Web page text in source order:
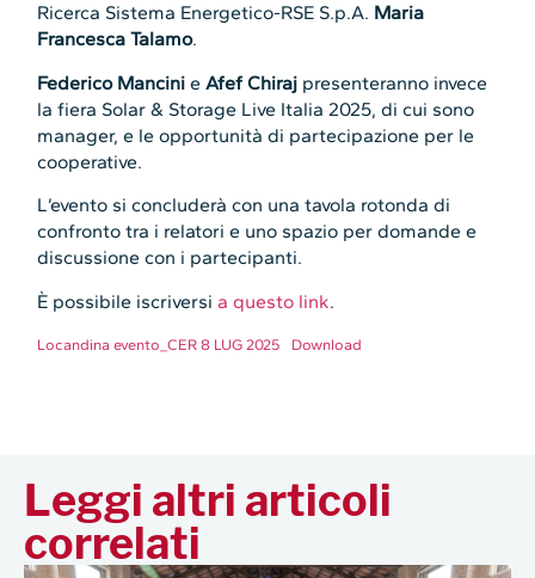
Ricerca Sistema Energetico-RSE S.p.A. Maria
Francesca Talamo.
Federico Mancini eAfef Chiraj presenteranno invece
la fiera Solar & Storage Live Italia 2025, di cui sono
manager, e le opportunità di partecipazione per le
cooperative.
L’evento si concluderà con una tavola rotonda di
confronto tra i relatori e uno spazio per domande e
discussione con i partecipanti.
È possibile iscriversi a questo link.
Locandina evento_CER 8 LUG 2025 Download
Leggi altri articoli
correlati